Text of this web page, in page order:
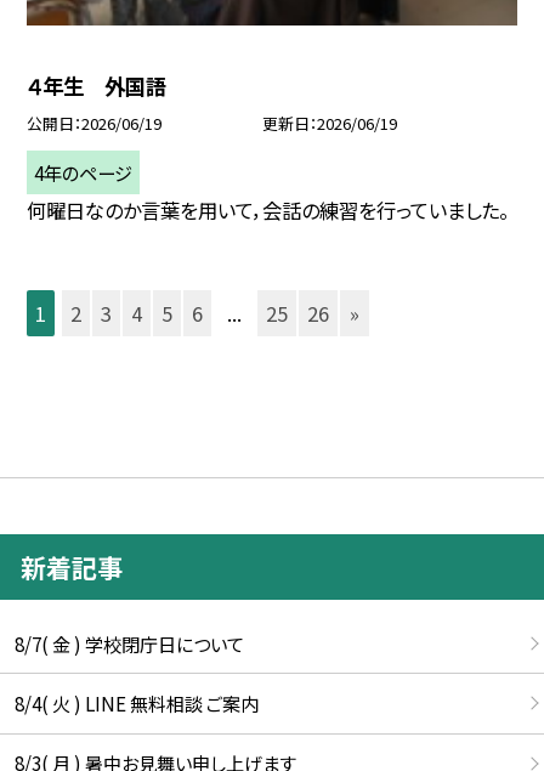
４年生 外国語
公開日 2026/06/19 更新日 2026/06/19
4年のページ
何曜日なのか言葉を用いて，会話の練習を行っていました。
1 2 3 4 5 6 ... 25 26 »
新着記事
8/7( 金 ) 学校閉庁日について
8/4( 火 ) LINE 無料相談 ご案内
8/3( 月 ) 暑中お見舞い申し上げます